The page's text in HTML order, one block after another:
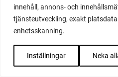
innehåll, annons- och
tjänsteutveckling, exakt
enhetsskanning.
Inställningar Neka
mask
maskkompost
maskrosor
mässa
mat
matkällare